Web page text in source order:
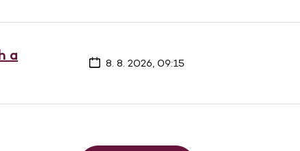
a
8. 8. 2026, 09:15